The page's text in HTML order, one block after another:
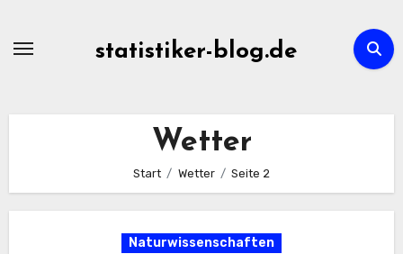
statistiker-blog.de
Wetter
Start Wetter Seite 2
Naturwissenschaften